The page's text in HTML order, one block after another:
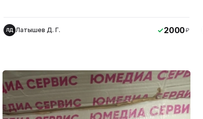
ЛД Латышев Д. Г. 2000₽